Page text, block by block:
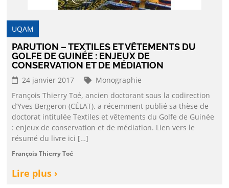
UQAM
PARUTION – TEXTILES ET VÊTEMENTS DU
GOLFE DE GUINÉE : ENJEUX DE
CONSERVATION ET DE MÉDIATION
24 janvier 2017
Monographie
François Thierry Toé, ancien doctorant sous la codirection
d’Yves Bergeron (CÉLAT), a récemment publié sa thèse de
doctorat intitulée Textiles et vêtements du Golfe de Guinée
: enjeux de conservation et de médiation. Lien vers le
résumé du livre ici […]
François Thierry Toé
Lire plus ›